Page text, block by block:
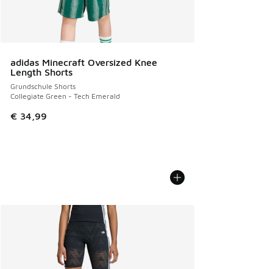
adidas Minecraft Oversized Knee
Length Shorts
Grundschule Shorts
Collegiate Green - Tech Emerald
€ 34,99